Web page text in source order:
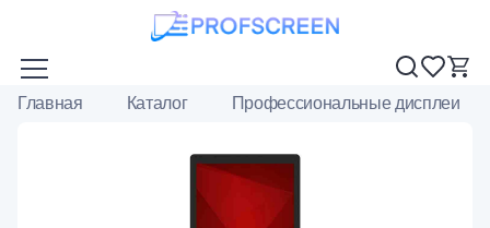
Главная Каталог Профессиональные дисплеи